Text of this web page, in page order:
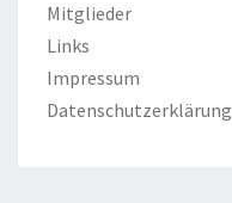
Mitglieder
Links
Impressum
Datenschutzerklärung